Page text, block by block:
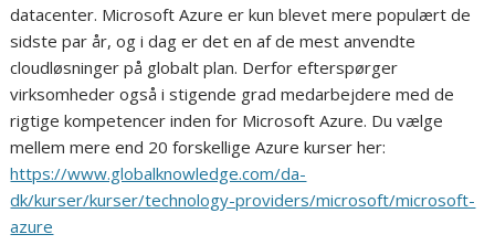
datacenter. Microsoft Azure er kun blevet mere populært de
sidste par år, og i dag er det en af de mest anvendte
cloudløsninger på globalt plan. Derfor efterspørger
virksomheder også i stigende grad medarbejdere med de
rigtige kompetencer inden for Microsoft Azure. Du vælge
mellem mere end 20 forskellige Azure kurser her:
https://www.globalknowledge.com/da-
dk/kurser/kurser/technology-providers/microsoft/microsoft-
azure